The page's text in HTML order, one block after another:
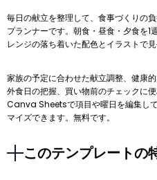
毎日の献立を整理して、食事づくりの
プランナーです。朝食・昼食・夕食を
レンジの落ち着いた配色とイラストで見
家族の予定に合わせた献立調整、健康
外食日の把握、買い物前のチェックに
Canva Sheetsで項目や曜日を編集し
マイズできます。無料です。
このテンプレートの